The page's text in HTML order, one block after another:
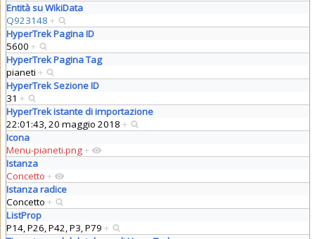
Entità su WikiData
Q923148 +
HyperTrek Pagina ID
5600 +
HyperTrek Pagina Tag
pianeti +
HyperTrek Sezione ID
31 +
HyperTrek istante di importazione
22:01:43, 20 maggio 2018 +
Icona
Menu-pianeti.png+
Istanza
Concetto +
Istanza radice
Concetto +
ListProp
P14, P26, P42, P3, P79 +